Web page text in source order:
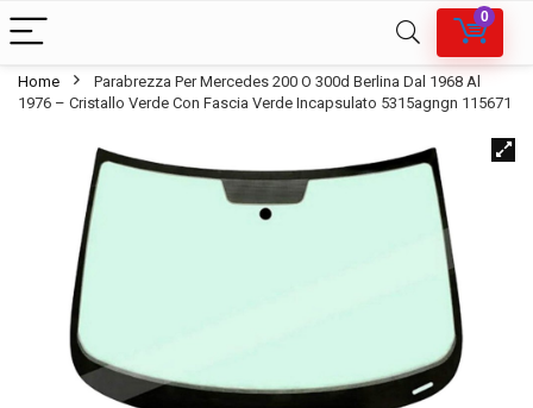
0
Home
Parabrezza Per Mercedes 200 O 300d Berlina Dal 1968 Al
1976 – Cristallo Verde Con Fascia Verde Incapsulato 5315agngn 115671